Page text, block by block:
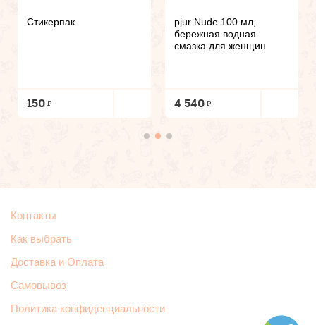
Стикерпак
150
pjur Nude 100 мл,
бережная водная
смазка для женщин
4 540
Контакты
Как выбрать
Доставка и Оплата
Самовывоз
Политика конфиденциальности